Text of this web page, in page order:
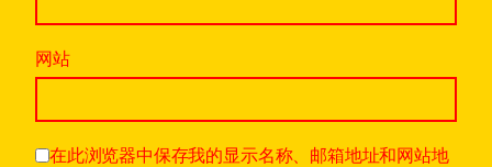
网站
在此浏览器中保存我的显示名称、邮箱地址和网站地